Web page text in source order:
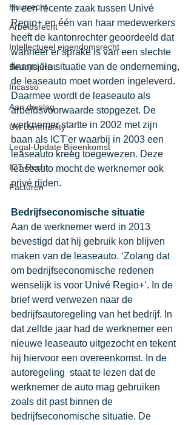
Huurrecht
Arbeidsrecht
Intellectueel eigendomsrecht
Bedrijfsjurist
Incasso
Aan de slag
Uw community
Legal-Update Bijeenkomst
ICT-Recht
Facturen
In een recente zaak tussen Univé
Regio+ en één van haar medewerkers
heeft de kantonrechter geoordeeld dat
wanneer er sprake is van een slechte
financiële situatie van de onderneming,
de leaseauto moet worden ingeleverd.
Daarmee wordt de leaseauto als
arbeidsvoorwaarde stopgezet. De
werknemer startte in 2002 met zijn
baan als ICT'er waarbij in 2003 een
leaseauto kreeg toegewezen. Deze
leaseauto mocht de werknemer ook
privé rijden.
Bedrijfseconomische situatie
Aan de werknemer werd in 2013
bevestigd dat hij gebruik kon blijven
maken van de leaseauto. ‘Zolang dat
om bedrijfseconomische redenen
wenselijk is voor Univé Regio+’. In de
brief werd verwezen naar de
bedrijfsautoregeling van het bedrijf. In
dat zelfde jaar had de werknemer een
nieuwe leaseauto uitgezocht en tekent
hij hiervoor een overeenkomst. In de
autoregeling  staat te lezen dat de
werknemer de auto mag gebruiken
zoals dit past binnen de
bedrijfseconomische situatie. De